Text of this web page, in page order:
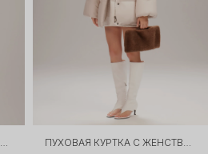
ПУХОВАЯ КУРТКА С ЖЕНСТВЕННЫМ СИЛУЭТОМ
ПУХОВАЯ КУРТКА С ЖЕНСТВЕННЫМ СИЛУЭТОМ